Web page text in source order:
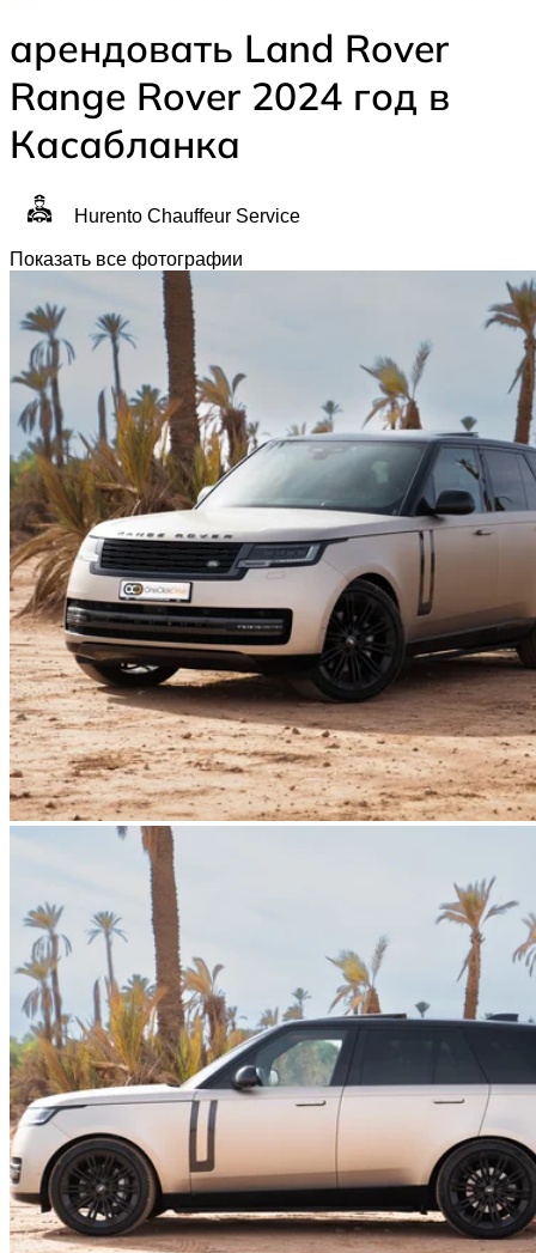
арендовать Land Rover
Range Rover 2024 год в
Касабланка
Hurento Chauffeur Service
Показать все фотографии